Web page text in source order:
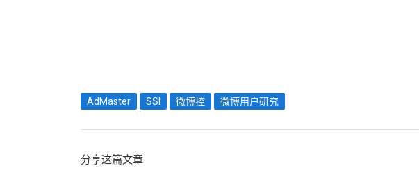
AdMaster SSI 微博控 微博用户研究
分享这篇文章